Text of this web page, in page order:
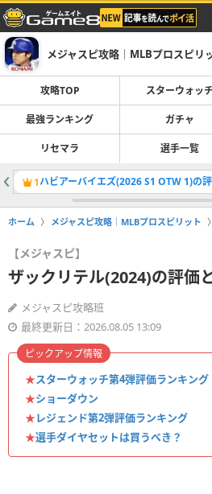
メジャスピ攻略｜MLBプロスピリ
攻略TOP スターウォッチ
最強ランキング ガチャ
リセマラ 選手一覧
1ハビアーバイエズ(2026 S1 OTW 1)の
ホーム メジャスピ攻略｜MLBプロスピリット
【メジャスピ】
ザックリテル(2024)の評価
メジャスピ攻略班
最終更新日：2026.08.05 13:09
★スターウォッチ第4弾評価ランキング
★ショーダウン
★レジェンド第2弾評価ランキング
★選手ダイヤセットは買うべき？
ピックアップ情報